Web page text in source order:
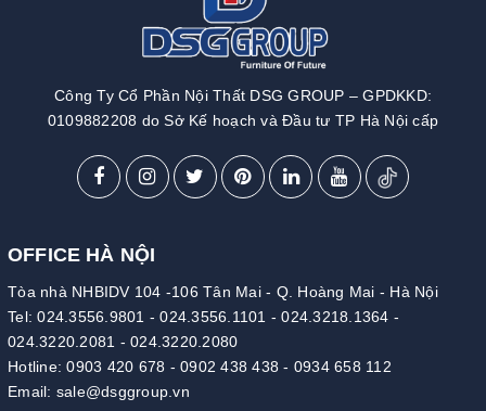
Công Ty Cổ Phần Nội Thất DSG GROUP – GPDKKD:
0109882208 do Sở Kế hoạch và Đầu tư TP Hà Nội cấp
OFFICE HÀ NỘI
Tòa nhà NHBIDV 104 -106 Tân Mai - Q. Hoàng Mai - Hà Nội
Tel:024.3556.9801 -024.3556.1101 -024.3218.1364 -
024.3220.2081 - 024.3220.2080
Hotline:0903 420 678 - 0902 438 438 - 0934 658 112
Email: sale@dsggroup.vn